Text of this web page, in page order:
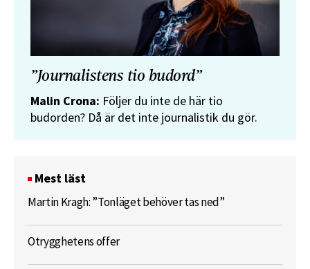
”Journalistens tio budord”
Malin Crona: Följer du inte de här tio
budorden? Då är det inte journalistik du gör.
Mest läst
Martin Kragh: ”Tonläget behöver tas ned”
Otrygghetens offer